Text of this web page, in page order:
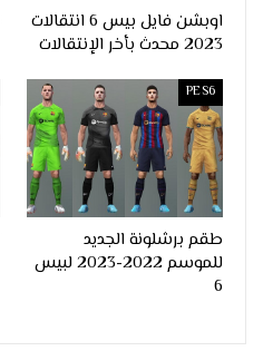
اوبشن فايل بيس 6 انتقالات
2023 محدث بأخر الإنتقالات
PES6
طقم برشلونة الجديد
للموسم 2022-2023 لبيس
6